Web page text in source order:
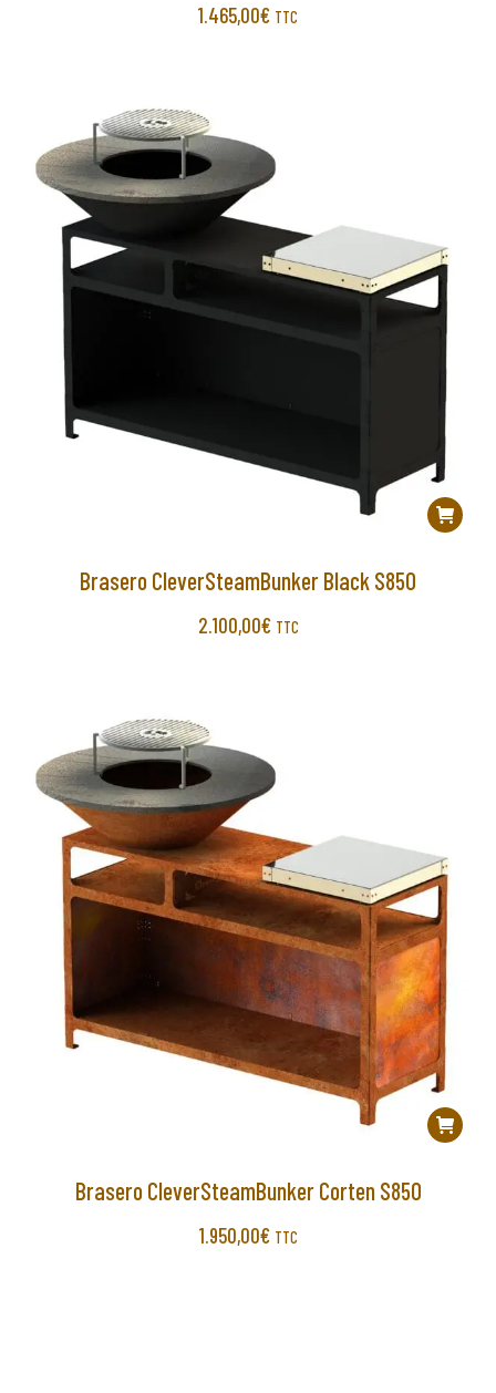
1.465,00€ TTC
Brasero CleverSteamBunker Black S850
2.100,00€ TTC
Brasero CleverSteamBunker Corten S850
1.950,00€ TTC